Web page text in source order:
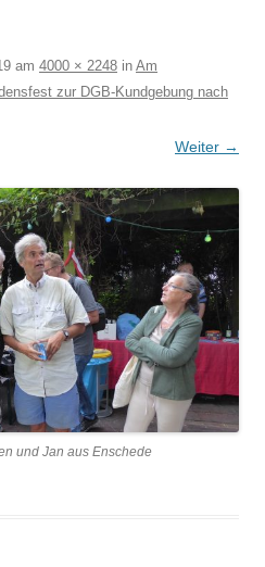
am 4000 × 2248 in Am
zur DGB-Kundgebung nach
Weiter →
und Jan aus Enschede